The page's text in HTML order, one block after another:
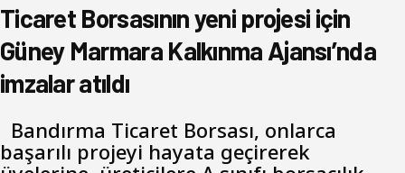
Ticaret Borsasının yeni projesi için
Güney Marmara Kalkınma Ajansı’nda
imzalar atıldı
Bandırma Ticaret Borsası, onlarca
başarılı projeyi hayata geçirerek